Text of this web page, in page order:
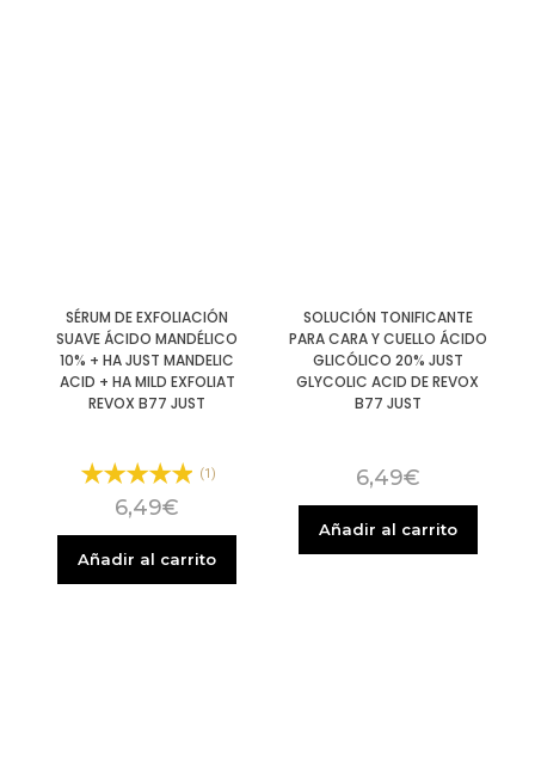
SÉRUM DE EXFOLIACIÓN
SUAVE ÁCIDO MANDÉLICO
10% + HA JUST MANDELIC
ACID + HA MILD EXFOLIAT
REVOX B77 JUST
(1)
6,49€
Añadir al carrito
SOLUCIÓN TONIFICANTE
PARA CARA Y CUELLO ÁCIDO
GLICÓLICO 20% JUST
GLYCOLIC ACID DE REVOX
B77 JUST
6,49€
Añadir al carrito